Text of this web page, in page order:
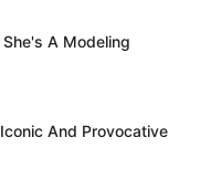
A Modeling
And Provocative